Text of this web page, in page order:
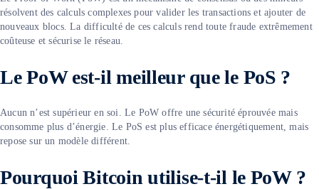
résolvent des calculs complexes pour valider les transactions et ajouter de
nouveaux blocs. La difficulté de ces calculs rend toute fraude extrêmement
coûteuse et sécurise le réseau.
Le PoW est-il meilleur que le PoS ?
Aucun n’est supérieur en soi. Le PoW offre une sécurité éprouvée mais
consomme plus d’énergie. Le PoS est plus efficace énergétiquement, mais
repose sur un modèle différent.
Pourquoi Bitcoin utilise-t-il le PoW ?